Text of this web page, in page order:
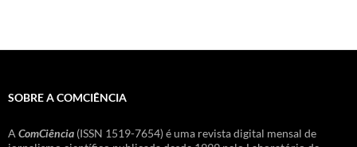
SOBRE A COMCIÊNCIA
A ComCiência (ISSN 1519-7654) é uma revista digital mensal de